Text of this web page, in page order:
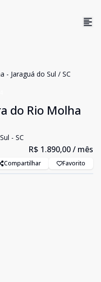
- Jaraguá do Sul / SC
do Rio Molha
- SC
R$ 1.890,00/ mês
Compartilhar Favorito